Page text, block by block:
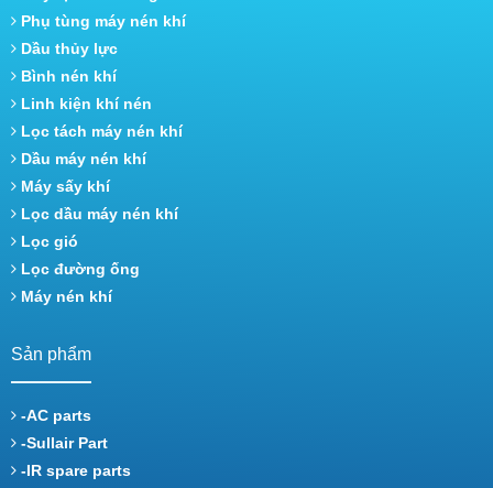
Phụ tùng máy nén khí
Dầu thủy lực
Bình nén khí
Linh kiện khí nén
Lọc tách máy nén khí
Dầu máy nén khí
Máy sấy khí
Lọc dầu máy nén khí
Lọc gió
Lọc đường ống
Máy nén khí
Sản phẩm
-AC parts
-Sullair Part
-IR spare parts